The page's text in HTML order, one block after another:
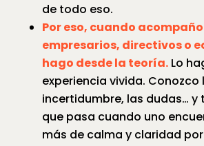
de todo eso.
Por eso, cuando
empresarios, directivos o
hago desde la teoría. Lo
experiencia vivida. Conozco
incertidumbre, las dudas… y
que pasa cuando uno
más de calma y claridad